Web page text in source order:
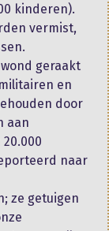
kinderen).
vermist,
geraakt
en
door
aan
naar
ze getuigen